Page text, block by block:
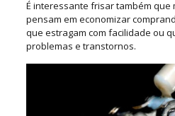
É interessante frisar também que
pensam em economizar
que estragam com facilidade ou
problemas e transtornos.